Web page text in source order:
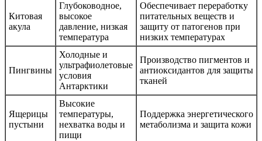
Китовая
акула
Глубоководное,
высокое
давление, низкая
температура
Обеспечивает переработку
питательных веществ и
защиту от патогенов при
низких температурах
Пингвины
Холодные и
ультрафиолетовые
условия
Антарктики
Производство пигментов и
антиоксидантов для защиты
тканей
Ящерицы
пустыни
Высокие
температуры,
нехватка воды и
пищи
Поддержка энергетического
метаболизма и защита кожи